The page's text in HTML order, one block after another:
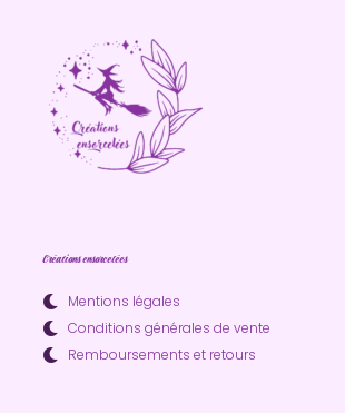
Créations ensorcelées
Mentions légales
Conditions générales de vente
Remboursements et retours